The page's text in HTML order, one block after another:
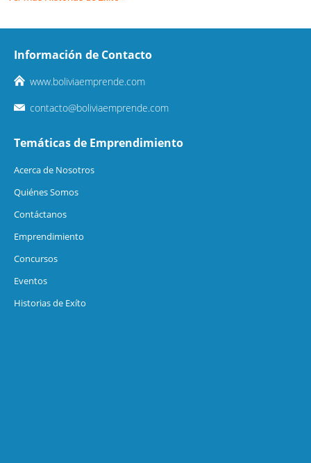
Información de Contacto
www.boliviaemprende.com
contacto@boliviaemprende.com
Temáticas de Emprendimiento
Acerca de Nosotros
Quiénes Somos
Contáctanos
Emprendimiento
Concursos
Eventos
Historias de Exíto